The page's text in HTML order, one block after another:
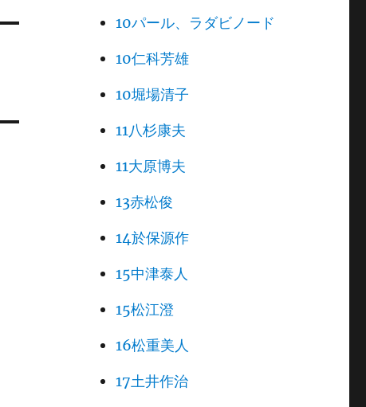
10パール、ラダビノード
10仁科芳雄
10堀場清子
11八杉康夫
11大原博夫
13赤松俊
14於保源作
15中津泰人
15松江澄
16松重美人
17土井作治